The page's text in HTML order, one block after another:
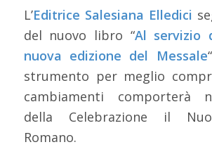
L’Editrice Salesiana Elledici
del nuovo libro “Al servizio
nuova edizione del Messale
strumento per meglio
cambiamenti comporterà
della Celebrazione il
Romano.